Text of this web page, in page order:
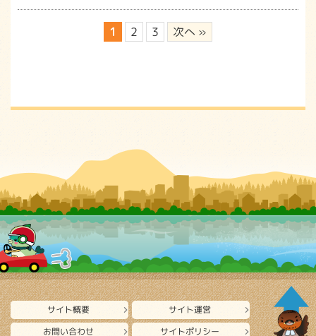
1 2 3 次へ »
サイト概要
サイト運営
お問い合わせ
サイトポリシー